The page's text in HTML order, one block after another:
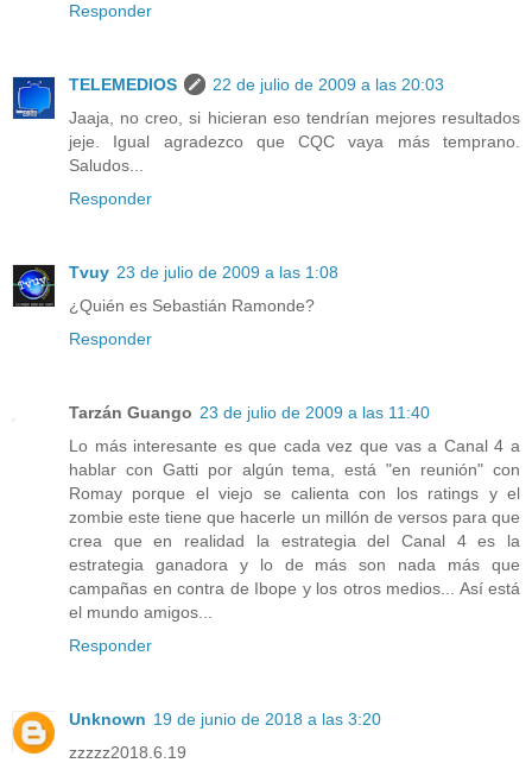
Responder
TELEMEDIOS
22 de julio de 2009 a las 20:03
Jaaja, no creo, si hicieran eso tendrían mejores resultados
jeje. Igual agradezco que CQC vaya más temprano.
Saludos...
Responder
Tvuy 23 de julio de 2009 a las 1:08
¿Quién es Sebastián Ramonde?
Responder
Tarzán Guango 23 de julio de 2009 a las 11:40
Lo más interesante es que cada vez que vas a Canal 4 a
hablar con Gatti por algún tema, está "en reunión" con
Romay porque el viejo se calienta con los ratings y el
zombie este tiene que hacerle un millón de versos para que
crea que en realidad la estrategia del Canal 4 es la
estrategia ganadora y lo de más son nada más que
campañas en contra de Ibope y los otros medios... Así está
el mundo amigos...
Responder
Unknown 19 de junio de 2018 a las 3:20
zzzzz2018.6.19